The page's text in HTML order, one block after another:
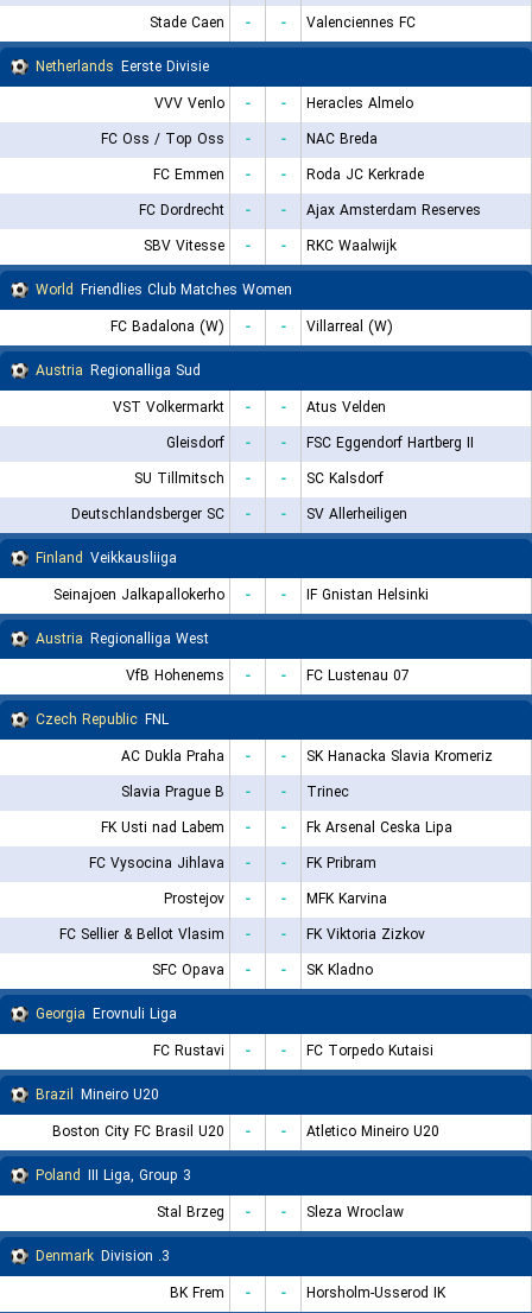
Stade Caen
- -
Valenciennes FC
Netherlands Eerste Divisie
VVV Venlo
- -
Heracles Almelo
FC Oss / Top Oss
- -
NAC Breda
FC Emmen
- -
Roda JC Kerkrade
FC Dordrecht
- -
Ajax Amsterdam Reserves
SBV Vitesse
- -
RKC Waalwijk
World Friendlies Club Matches Women
FC Badalona (W)
- -
Villarreal (W)
Austria Regionalliga Sud
VST Volkermarkt
- -
Atus Velden
Gleisdorf
- -
FSC Eggendorf Hartberg II
SU Tillmitsch
- -
SC Kalsdorf
Deutschlandsberger SC
- -
SV Allerheiligen
Finland Veikkausliiga
Seinajoen Jalkapallokerho
- -
IF Gnistan Helsinki
Austria Regionalliga West
VfB Hohenems
- -
FC Lustenau 07
Czech Republic FNL
AC Dukla Praha
- -
SK Hanacka Slavia Kromeriz
Slavia Prague B
- -
Trinec
FK Usti nad Labem
- -
Fk Arsenal Ceska Lipa
FC Vysocina Jihlava
- -
FK Pribram
Prostejov
- -
MFK Karvina
FC Sellier & Bellot Vlasim
- -
FK Viktoria Zizkov
SFC Opava
- -
SK Kladno
Georgia Erovnuli Liga
FC Rustavi
- -
FC Torpedo Kutaisi
Brazil Mineiro U20
Boston City FC Brasil U20
- -
Atletico Mineiro U20
Poland III Liga, Group 3
Stal Brzeg
- -
Sleza Wroclaw
Denmark
3. Division
BK Frem
- - Horsholm-Usserod IK